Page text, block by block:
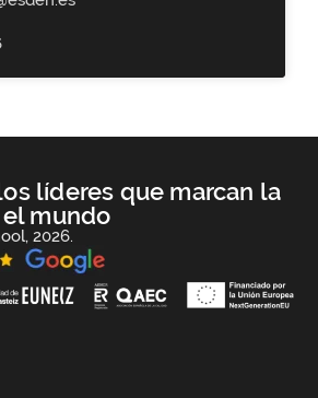
líderes que marcan la
mundo
2026.